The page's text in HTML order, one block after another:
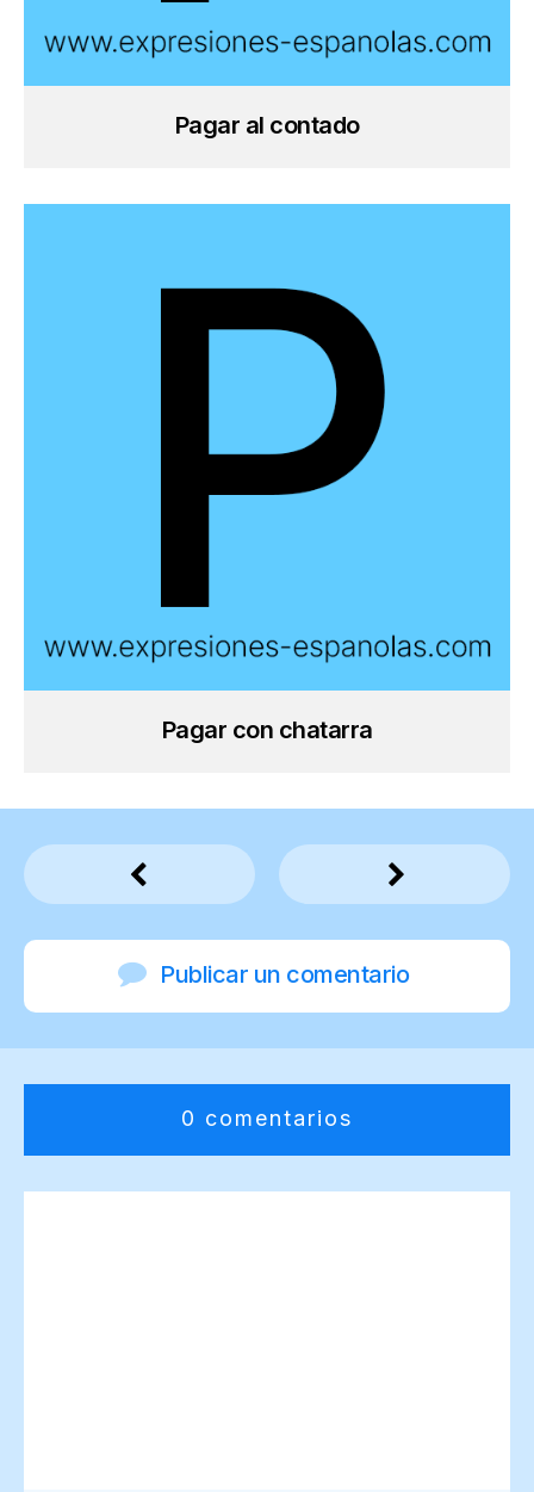
Pagar al contado
Pagar con chatarra
Publicar un comentario
0 comentarios